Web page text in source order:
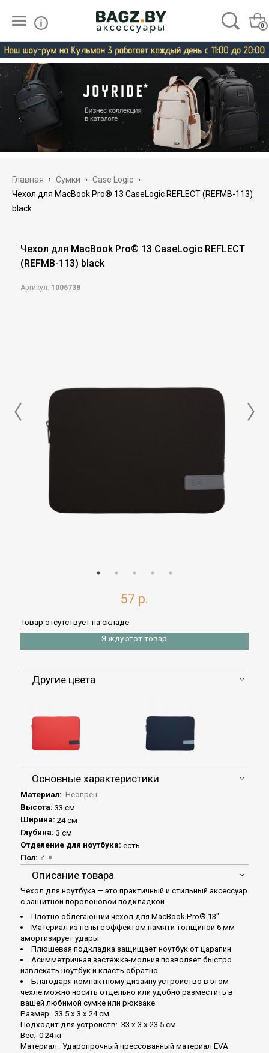
0
Главная › Сумки › Case Logic ›
Чехол для MacBook Pro® 13 CaseLogic REFLECT (REFMB-113)
black
Чехол для MacBook Pro® 13 CaseLogic REFLECT
(REFMB-113) black
Артикул: 1006738
57 р.
Товар отсутствует на складе
Я жду этот товар
Другие цвета
Основные характеристики
Материал: Неопрен
Высота: 33 см
Ширина: 24 см
Глубина: 3 см
Отделение для ноутбука: есть
Пол: ♂ ♀
Описание товара
Чехол для ноутбука — это практичный и стильный аксессуар
с защитной поролоновой подкладкой.
Плотно облегающий чехол для MacBook Pro® 13"
Материал из пены с эффектом памяти толщиной 6 мм
амортизирует удары
Плюшевая подкладка защищает ноутбук от царапин
Асимметричная застежка-молния позволяет быстро
извлекать ноутбук и класть обратно
Благодаря компактному дизайну устройство в этом
чехле можно носить отдельно или удобно разместить в
вашей любимой сумке или рюкзаке
Размер: 33.5 x 3 x 24 см
Подходит для устройств: 33 x 3 x 23.5 см
Вес: 0.24 кг
Материал: Ударопрочный прессованный материал EVA